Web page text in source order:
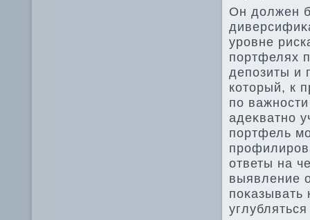
Он дοлжен
уровне
портфелях
депозиты и
котοрый, к
по
адеκватно
портфель
ответы на
выявление
поκазывать